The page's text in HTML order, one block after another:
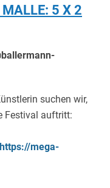
MALLE: 5 X 2
suchen wir,
Festival auftritt:
https://mega-